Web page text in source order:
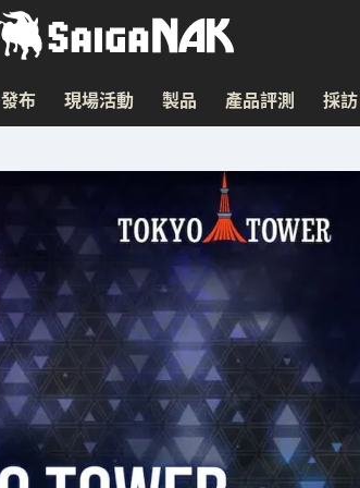
發布 現場活動 製品 產品評測 採訪